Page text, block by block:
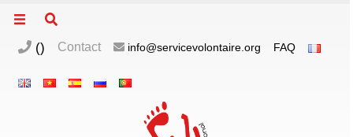
() Contact info@servicevolontaire.org FAQ